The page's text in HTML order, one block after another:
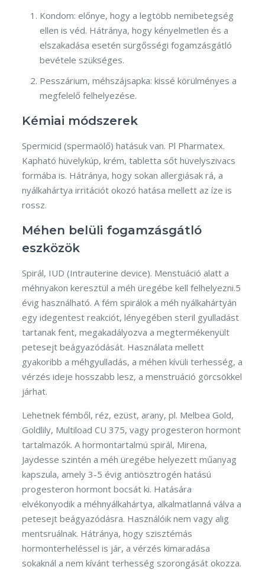
Kondom: előnye, hogy a legtöbb nemibetegség
ellen is véd. Hátránya, hogy kényelmetlen és a
elszakadása esetén sürgősségi fogamzásgátló
bevétele szükséges.
Pesszárium, méhszájsapka: kissé körülményes a
megfelelő felhelyezése.
Kémiai módszerek
Spermicid (spermaölő) hatásuk van. Pl Pharmatex.
Kapható hüvelykúp, krém, tabletta sőt hüvelyszivacs
formába is. Hátránya, hogy sokan allergiásak rá, a
nyálkahártya irritációt okozó hatása mellett az íze is
rossz.
Méhen belüli fogamzásgátló
eszközök
Spirál, IUD (Intrauterine device). Menstuáció alatt a
méhnyakon keresztül a méh üregébe kell felhelyezni.5
évig használható. A fém spirálok a méh nyálkahártyán
egy idegentest reakciót, lényegében steril gyulladást
tartanak fent, megakadályozva a megtermékenyült
petesejt beágyazódását. Használata mellett
gyakoribb a méhgyulladás, a méhen kívüli terhesség, a
vérzés ideje hosszabb lesz, a menstruáció görcsökkel
járhat.
Lehetnek fémből, réz, ezüst, arany, pl. Melbea Gold,
Goldlily, Multiload CU 375, vagy progesteron hormont
tartalmazók. A hormontartalmú spirál, Mirena,
Jaydesse szintén a méh üregébe helyezett műanyag
kapszula, amely 3-5 évig antiösztrogén hatású
progesteron hormont bocsát ki. Hatására
elvékonyodik a méhnyálkahártya, alkalmatlanná válva a
petesejt beágyazódásra. Használóik nem vagy alig
mentsruálnak. Hátránya, hogy szisztémás
hormonterheléssel is jár, a vérzés kimaradása
sokaknál a nem kívánt terhesség szorongását okozza.